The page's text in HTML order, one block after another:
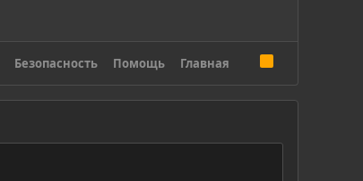
Безопасность Помощь Главная
S